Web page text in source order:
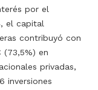
por el
el capital
contribuyó con
(73,5%) en
privadas,
inversiones